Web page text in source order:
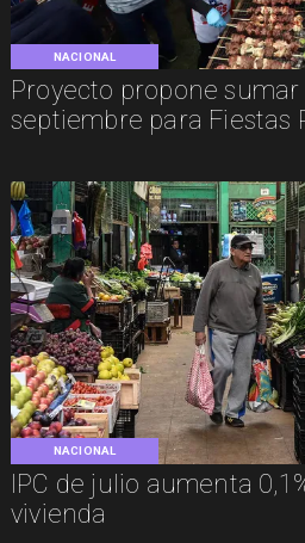
NACIONAL
Proyecto propone
septiembre para Fiestas
NACIONAL
IPC de julio aumenta
vivienda